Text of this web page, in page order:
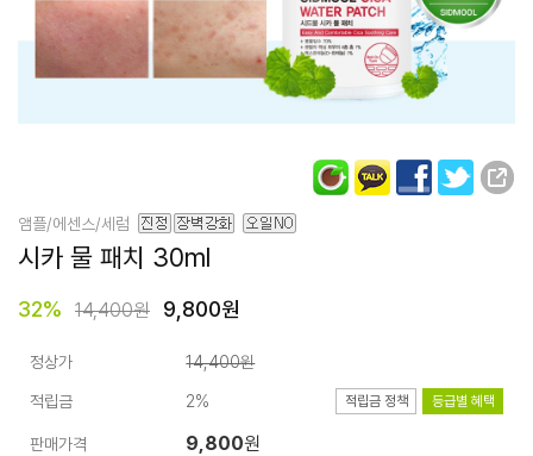
앰플/에센스/세럼
시카 물 패치 30ml
32% 14,400원 9,800원
정상가 14,400원
적립금 2% 적립금 정책 등급별 혜택
판매가격 9,800원